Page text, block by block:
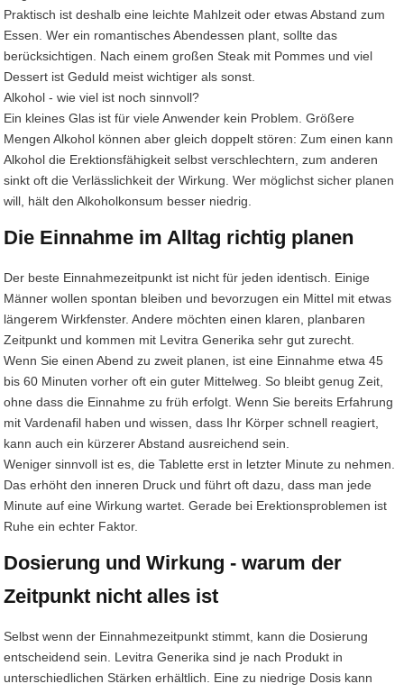
Praktisch ist deshalb eine leichte Mahlzeit oder etwas Abstand zum
Essen. Wer ein romantisches Abendessen plant, sollte das
berücksichtigen. Nach einem großen Steak mit Pommes und viel
Dessert ist Geduld meist wichtiger als sonst.
Alkohol - wie viel ist noch sinnvoll?
Ein kleines Glas ist für viele Anwender kein Problem. Größere
Mengen Alkohol können aber gleich doppelt stören: Zum einen kann
Alkohol die Erektionsfähigkeit selbst verschlechtern, zum anderen
sinkt oft die Verlässlichkeit der Wirkung. Wer möglichst sicher planen
will, hält den Alkoholkonsum besser niedrig.
Die Einnahme im Alltag richtig planen
Der beste Einnahmezeitpunkt ist nicht für jeden identisch. Einige
Männer wollen spontan bleiben und bevorzugen ein Mittel mit etwas
längerem Wirkfenster. Andere möchten einen klaren, planbaren
Zeitpunkt und kommen mit Levitra Generika sehr gut zurecht.
Wenn Sie einen Abend zu zweit planen, ist eine Einnahme etwa 45
bis 60 Minuten vorher oft ein guter Mittelweg. So bleibt genug Zeit,
ohne dass die Einnahme zu früh erfolgt. Wenn Sie bereits Erfahrung
mit Vardenafil haben und wissen, dass Ihr Körper schnell reagiert,
kann auch ein kürzerer Abstand ausreichend sein.
Weniger sinnvoll ist es, die Tablette erst in letzter Minute zu nehmen.
Das erhöht den inneren Druck und führt oft dazu, dass man jede
Minute auf eine Wirkung wartet. Gerade bei Erektionsproblemen ist
Ruhe ein echter Faktor.
Dosierung und Wirkung - warum der
Zeitpunkt nicht alles ist
Selbst wenn der Einnahmezeitpunkt stimmt, kann die Dosierung
entscheidend sein. Levitra Generika sind je nach Produkt in
unterschiedlichen Stärken erhältlich. Eine zu niedrige Dosis kann